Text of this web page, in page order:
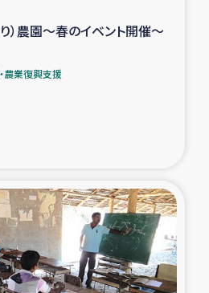
園の緑化を通じた支援事業
る被災住民への緊急支援
した女性グループの生計支援
）農園～春のイベント開催～
農業復興支援